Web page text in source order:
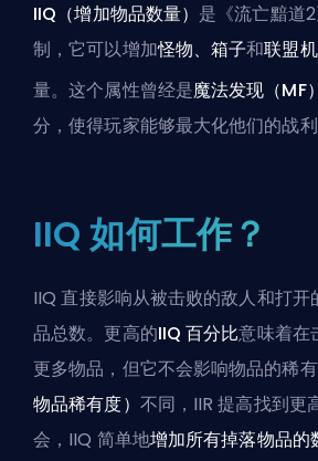
IIQ（增加物品数量） 是《流亡黯道
制，它可以增加怪物、箱子和联盟
量。这个属性曾经是魔法发现（MF
分，使得玩家能够最大化他们的战利
IIQ 如何工作？
IIQ 直接影响从被击败的敌人和打开
品总数。更高的IIQ 百分比意味着在
更多物品，但它不会影响物品的稀
物品稀有度） 不同，IIR 提高找到更
会，IIQ 简单地增加所有掉落物品的